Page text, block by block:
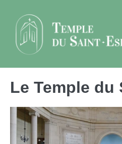
contenu
Le Temple du